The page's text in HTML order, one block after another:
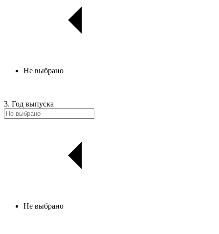
Не выбрано
3. Год выпуска
Не выбрано